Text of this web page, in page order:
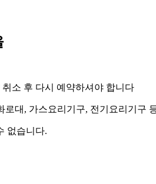
소 후 다시 예약하셔야 합니다
대, 가스요리기구, 전기요리기구
없습니다.